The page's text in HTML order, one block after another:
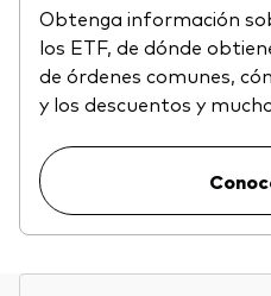
Obtenga información
los ETF, de dónde
de órdenes comunes,
y los descuentos y